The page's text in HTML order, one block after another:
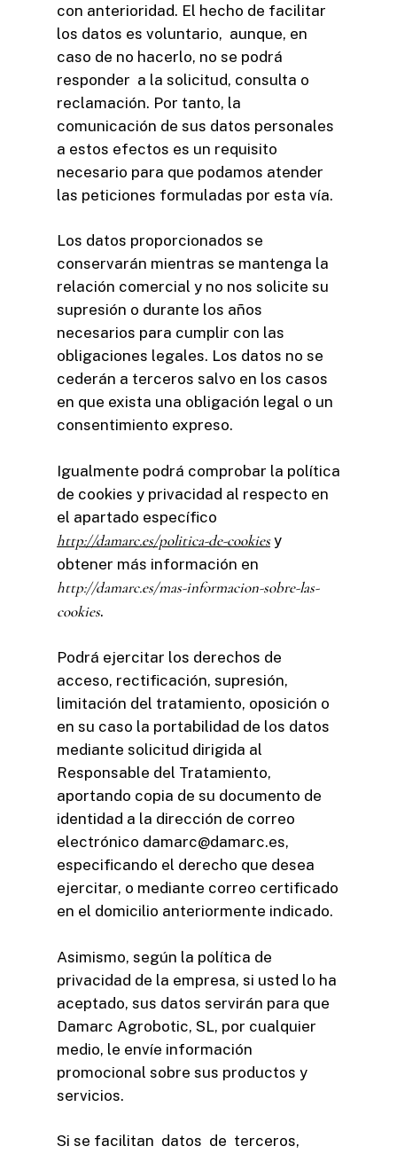
con anterioridad. El hecho de facilitar
los datos es voluntario, aunque, en
caso de no hacerlo, no se podrá
responder a la solicitud, consulta o
reclamación. Por tanto, la
comunicación de sus datos personales
a estos efectos es un requisito
necesario para que podamos atender
las peticiones formuladas por esta vía.
Los datos proporcionados se
conservarán mientras se mantenga la
relación comercial y no nos solicite su
supresión o durante los años
necesarios para cumplir con las
obligaciones legales. Los datos no se
cederán a terceros salvo en los casos
en que exista una obligación legal o un
consentimiento expreso.
Igualmente podrá comprobar la política
de cookies y privacidad al respecto en
el apartado específico
http://damarc.es/politica-de-cookiesy
obtener más información en
http://damarc.es/mas-informacion-sobre-las-
cookies.
Podrá ejercitar los derechos de
acceso, rectificación, supresión,
limitación del tratamiento, oposición o
en su caso la portabilidad de los datos
mediante solicitud dirigida al
Responsable del Tratamiento,
aportando copia de su documento de
identidad a la dirección de correo
electrónico damarc@damarc.es,
especificando el derecho que desea
ejercitar, o mediante correo certificado
en el domicilio anteriormente indicado.
Asimismo, según la política de
privacidad de la empresa, si usted lo ha
aceptado, sus datos servirán para que
Damarc Agrobotic, SL, por cualquier
medio, le envíe información
promocional sobre sus productos y
servicios.
Si se facilitan datos de terceros,